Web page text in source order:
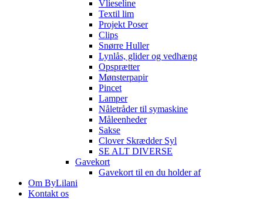
Vlieseline
Textil lim
Projekt Poser
Clips
Snørre Huller
Lynlås, glider og vedhæng
Opsprætter
Mønsterpapir
Pincet
Lamper
Nåletråder til symaskine
Måleenheder
Sakse
Clover Skrædder Syl
SE ALT DIVERSE
Gavekort
Gavekort til en du holder af
Om ByLilani
Kontakt os